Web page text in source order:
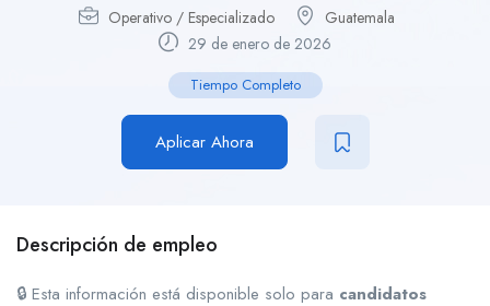
Operativo / Especializado
Guatemala
29 de enero de 2026
Tiempo Completo
Aplicar Ahora
Descripción de empleo
🔒 Esta información está disponible solo para candidatos